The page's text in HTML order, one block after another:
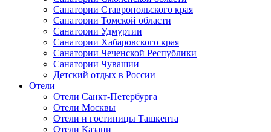
Санатории Ставропольского края
Санатории Томской области
Санатории Удмуртии
Санатории Хабаровского края
Санатории Чеченской Республики
Санатории Чувашии
Детский отдых в России
Отели
Отели Санкт-Петербурга
Отели Москвы
Отели и гостиницы Ташкента
Отели Казани